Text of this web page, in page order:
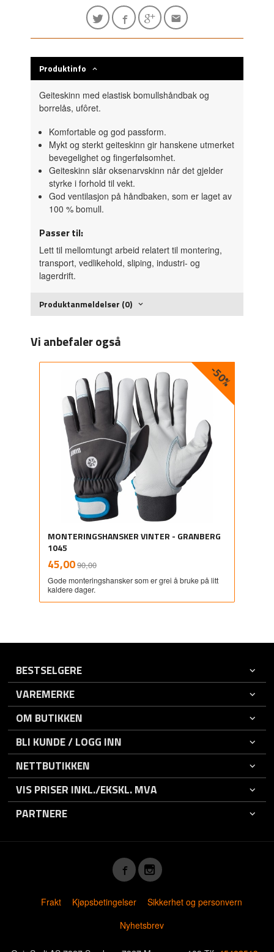
Produktinfo
Geiteskinn med elastisk bomullshåndbak og
borrelås, ufôret.
Komfortable og god passform.
Mykt og sterkt geiteskinn gir hanskene utmerket
bevegelighet og fingerfølsomhet.
Geiteskinn slår oksenarvskinn når det gjelder
styrke i forhold til vekt.
God ventilasjon på håndbaken, som er laget av
100 % bomull.
Passer til:
Lett til mellomtungt arbeid relatert til montering,
transport, vedlikehold, sliping, industri- og
lagerdrift.
Produktanmeldelser (0)
Vi anbefaler også
MONTERINGSHANSKER VINTER - GRANBERG
1045
Tilbud
45,0090,00
-50%
mva.
Gode monteringshansker som er grei å bruke på litt
kaldere dager.
BESTSELGERE
VAREMERKE
OM BUTIKKEN
BLI KUNDE / LOGG INN
NETTBUTIKKEN
VIS PRISER INKL./EKSKL. MVA
PARTNERE
Frakt Kjøpsbetingelser
Sikkerhet og personvern
Nyhetsbrev